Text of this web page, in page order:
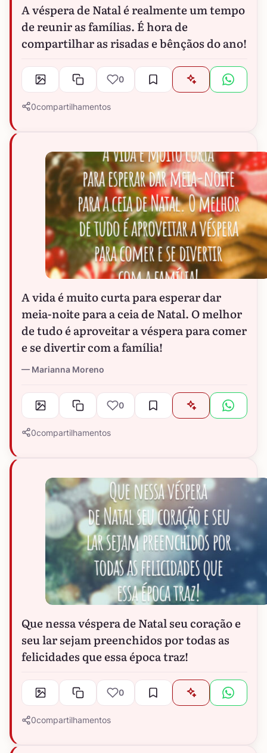
A véspera de Natal é realmente um tempo
de reunir as famílias. É hora de
compartilhar as risadas e bênçãos do ano!
0
0compartilhamentos
A vida é muito curta para esperar dar
meia-noite para a ceia de Natal. O melhor
de tudo é aproveitar a véspera para comer
e se divertir com a família!
Marianna Moreno
0
0compartilhamentos
Que nessa véspera de Natal seu coração e
seu lar sejam preenchidos por todas as
felicidades que essa época traz!
0
0compartilhamentos